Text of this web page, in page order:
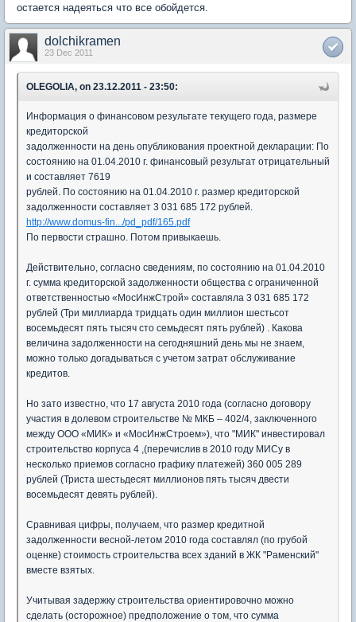
остается надеяться что все обойдется.
dolchikramen
23 Dec 2011
OLEGOLIA, on 23.12.2011 - 23:50:
Информация о финансовом результате текущего года, размере
кредиторской
задолженности на день опубликования проектной декларации: По
состоянию на 01.04.2010 г. финансовый результат отрицательный
и составляет 7619
рублей. По состоянию на 01.04.2010 г. размер кредиторской
задолженности составляет 3 031 685 172 рублей.
http://www.domus-fin.../pd_pdf/165.pdf
По первости страшно. Потом привыкаешь.
Действительно, согласно сведениям, по состоянию на 01.04.2010
г. сумма кредиторской задолженности общества с ограниченной
ответственностью «МосИнжСтрой» составляла 3 031 685 172
рублей (Три миллиарда тридцать один миллион шестьсот
восемьдесят пять тысяч сто семьдесят пять рублей) . Какова
величина задолженности на сегодняшний день мы не знаем,
можно только догадываться с учетом затрат обслуживание
кредитов.
Но зато известно, что 17 августа 2010 года (согласно договору
участия в долевом строительстве № МКБ – 402/4, заключенного
между ООО «МИК» и «МосИнжСтроем»), что "МИК" инвестировал
строительство корпуса 4 ,(перечислив в 2010 году МИСу в
несколько приемов согласно графику платежей) 360 005 289
рублей (Триста шестьдесят миллионов пять тысяч двести
восемьдесят девять рублей).
Сравнивая цифры, получаем, что размер кредитной
задолженности весной-летом 2010 года составлял (по грубой
оценке) стоимость строительства всех зданий в ЖК "Раменский"
вместе взятых.
Учитывая задержку строительства ориентировочно можно
сделать (осторожное) предположение о том, что сумма